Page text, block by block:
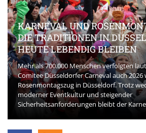
KARNEVAL UND
DIE TRADITIONEN IN
HEUTE LEBENDIG BLEIBEN
Mehr als 700.000 Menschen verfolgten
Comitee Düsseldorfer Carneval auch 2026
Rosenmontagszug in Düsseldorf. Trotz
moderner Eventkultur und steigender
Sicherheitsanforderungen bleibt der